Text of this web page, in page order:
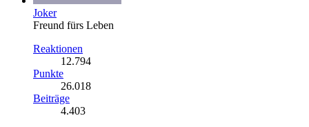
Joker
Freund fürs Leben
Reaktionen
12.794
Punkte
26.018
Beiträge
4.403